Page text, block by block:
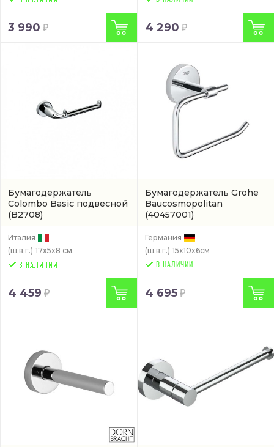
3 990 4 290
Бумагодержатель
Colombo Basic подвесной
(B2708)
Италия
(ш.в.г.) 17x5x8 см.
4 459
Бумагодержатель Grohe
Baucosmopolitan
(40457001)
Германия
(ш.в.г.) 15x10x6см
В НАЛИЧИИ
4 695